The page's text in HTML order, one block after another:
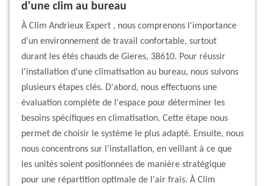
d'une clim au bureau
À Clim Andrieux Expert , nous comprenons l'importance
d'un environnement de travail confortable, surtout
durant les étés chauds de Gieres, 38610. Pour réussir
l'installation d'une climatisation au bureau, nous suivons
plusieurs étapes clés. D'abord, nous effectuons une
évaluation complète de l'espace pour déterminer les
besoins spécifiques en climatisation. Cette étape nous
permet de choisir le système le plus adapté. Ensuite, nous
nous concentrons sur l'installation, en veillant à ce que
les unités soient positionnées de manière stratégique
pour une répartition optimale de l'air frais. À Clim